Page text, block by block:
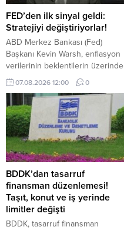
FED’den ilk sinyal geldi:
Stratejiyi değiştiriyorlar!
ABD Merkez Bankası (Fed)
Başkanı Kevin Warsh, enflasyon
verilerinin beklentilerin üzerinde
gelmesi ve piyasaların faiz artışı
ihtimalini güçlendirmesi halinde
eylül ayındaki toplantıda faiz
artırmaya hazır olduğunu belirtti.
07.08.2026 12:00 0
BDDK’dan tasarruf
finansman düzenlemesi!
Taşıt, konut ve iş yerinde
limitler değişti
BDDK, tasarruf finansman